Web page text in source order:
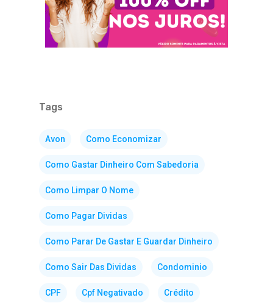
Tags
Avon Como Economizar
Como Gastar Dinheiro Com Sabedoria
Como Limpar O Nome
Como Pagar Dividas
Como Parar De Gastar E Guardar Dinheiro
Como Sair Das Dividas Condominio
CPF Cpf Negativado Crédito